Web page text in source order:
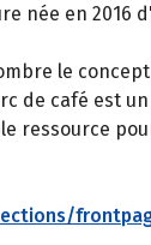
née en
le
de café est
ressource